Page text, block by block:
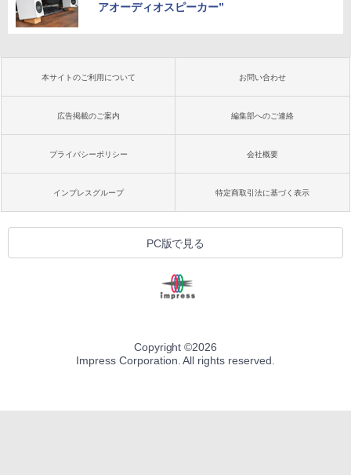
アオーディオスピーカー”
本サイトのご利用について お問い合わせ
広告掲載のご案内 編集部へのご連絡
プライバシーポリシー 会社概要
インプレスグループ 特定商取引法に基づく表示
PC版で見る
Copyright ©2026
Impress Corporation. All rights reserved.